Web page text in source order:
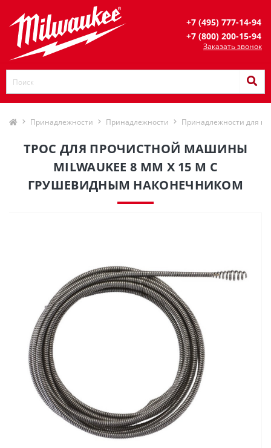
+7 (495) 777-14-94
+7 (800) 200-15-94
Заказать звонок
Принадлежности Принадлежности Принадлежности для
ТРОС ДЛЯ ПРОЧИСТНОЙ МАШИНЫ
MILWAUKEE 8 ММ X 15 М С
ГРУШЕВИДНЫМ НАКОНЕЧНИКОМ